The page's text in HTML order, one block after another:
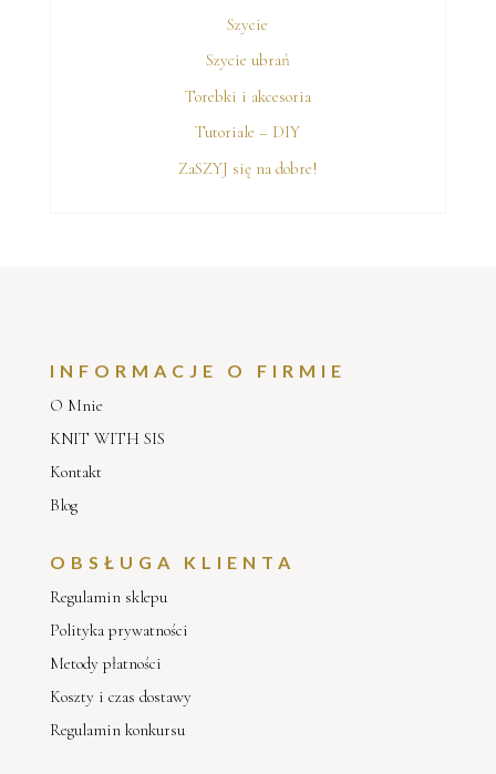
Szycie
Szycie ubrań
Torebki i akcesoria
Tutoriale – DIY
ZaSZYJ się na dobre!
INFORMACJE O FIRMIE
O Mnie
KNIT WITH SIS
Kontakt
Blog
OBSŁUGA KLIENTA
Regulamin sklepu
Polityka prywatności
Metody płatności
Koszty i czas dostawy
Regulamin konkursu